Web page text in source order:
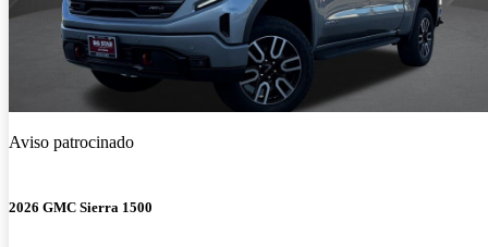
Aviso patrocinado
2026 GMC Sierra 1500